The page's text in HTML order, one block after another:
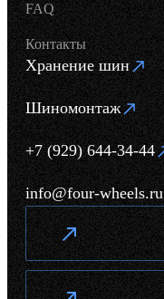
FAQ
Контакты
Хранение шин
Шиномонтаж
+7 (929) 644-34-44
info@four-wheels.ru